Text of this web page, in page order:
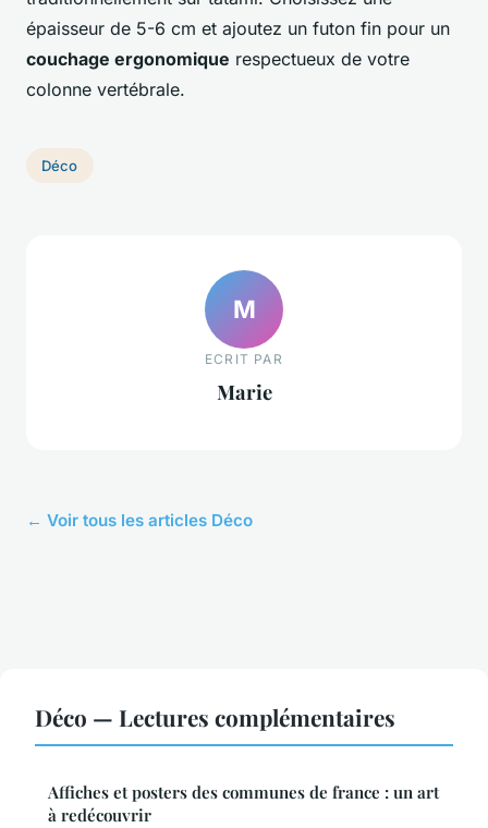
épaisseur de 5-6 cm et ajoutez un futon fin pour un
couchage ergonomique respectueux de votre
colonne vertébrale.
Déco
M
ECRIT PAR
Marie
← Voir tous les articles Déco
Déco — Lectures complémentaires
Affiches et posters des communes de france : un art
à redécouvrir